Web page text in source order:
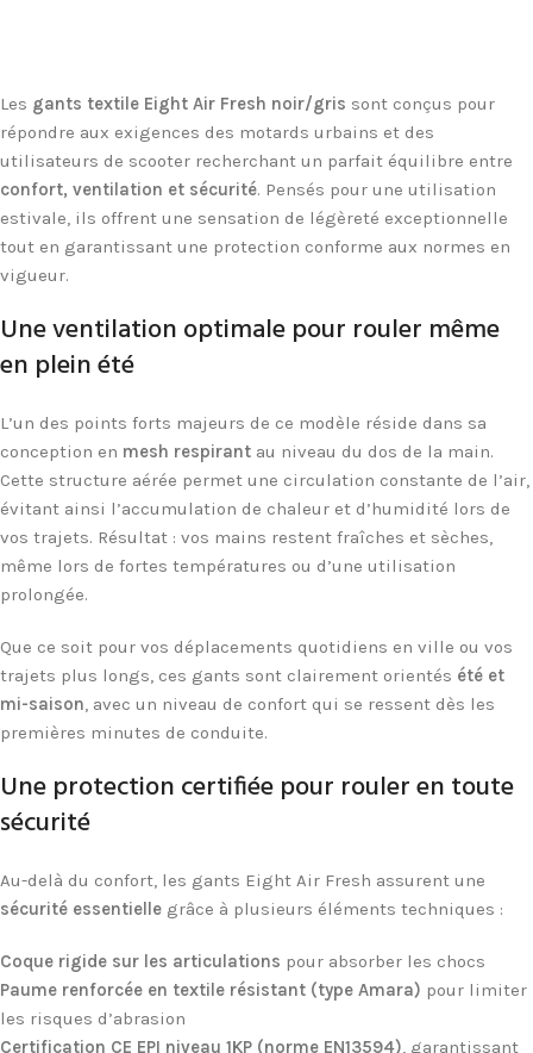
Les gants textile Eight Air Fresh noir/gris sont conçus pour
répondre aux exigences des motards urbains et des
utilisateurs de scooter recherchant un parfait équilibre entre
confort, ventilation et sécurité. Pensés pour une utilisation
estivale, ils offrent une sensation de légèreté exceptionnelle
tout en garantissant une protection conforme aux normes en
vigueur.
Une ventilation optimale pour rouler même
en plein été
L’un des points forts majeurs de ce modèle réside dans sa
conception en mesh respirant au niveau du dos de la main.
Cette structure aérée permet une circulation constante de l’air,
évitant ainsi l’accumulation de chaleur et d’humidité lors de
vos trajets. Résultat : vos mains restent fraîches et sèches,
même lors de fortes températures ou d’une utilisation
prolongée.
Que ce soit pour vos déplacements quotidiens en ville ou vos
trajets plus longs, ces gants sont clairement orientés été et
mi-saison, avec un niveau de confort qui se ressent dès les
premières minutes de conduite.
Une protection certifiée pour rouler en toute
sécurité
Au-delà du confort, les gants Eight Air Fresh assurent une
sécurité essentielle grâce à plusieurs éléments techniques :
Coque rigide sur les articulations pour absorber les chocs
Paume renforcée en textile résistant (type Amara) pour limiter
les risques d’abrasion
Certification CE EPI niveau 1KP (norme EN13594), garantissant